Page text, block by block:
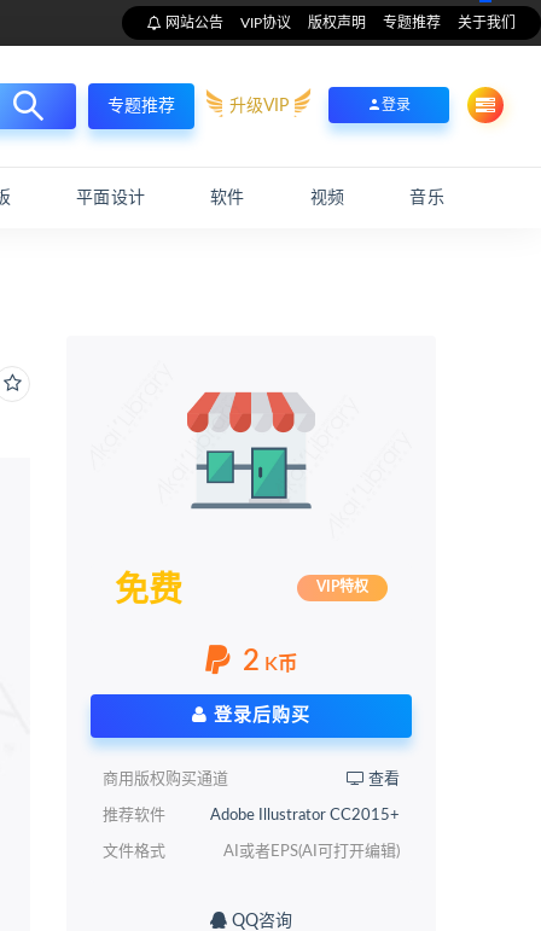
网站公告 VIP协议 版权声明 专题推荐 关于我们
专题推荐 升级VIP 登录
平面设计 软件 视频 音乐
免费 VIP特权
2 K币
登录后购买
商用版权购买通道 查看
推荐软件 Adobe Illustrator CC2015+
文件格式 AI或者EPS(AI可打开编辑)
QQ咨询